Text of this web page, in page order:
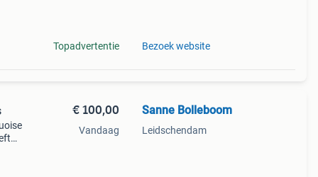
Topadvertentie Bezoek website
€ 100,00
Vandaag
Sanne Bolleboom
Leidschendam